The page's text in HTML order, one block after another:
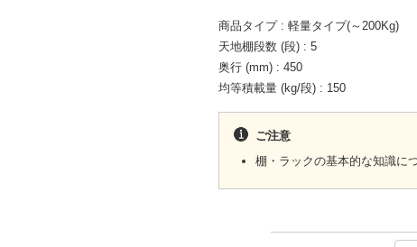
商品タイプ 軽量タイプ(～200Kg)
天地棚段数 (段)
5
奥行 (mm)
450
均等積載量 (kg/段)
150
ご注意
棚・ラックの基本的な知識に